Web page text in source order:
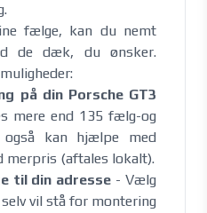
fælge, kan du nemt
de dæk, du ønsker.
på din Porsche GT3
mere end 135 fælg-og
også kan hjælpe med
merpris (aftales lokalt).
til din adresse - Vælg
vil stå for montering